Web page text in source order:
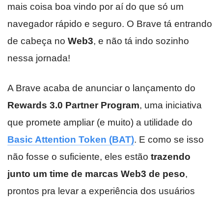
mais coisa boa vindo por aí do que só um
navegador rápido e seguro. O Brave tá entrando
de cabeça no Web3, e não tá indo sozinho
nessa jornada!
A Brave acaba de anunciar o lançamento do
Rewards 3.0 Partner Program, uma iniciativa
que promete ampliar (e muito) a utilidade do
Basic Attention Token (BAT). E como se isso
não fosse o suficiente, eles estão trazendo
junto um time de marcas Web3 de peso,
prontos pra levar a experiência dos usuários